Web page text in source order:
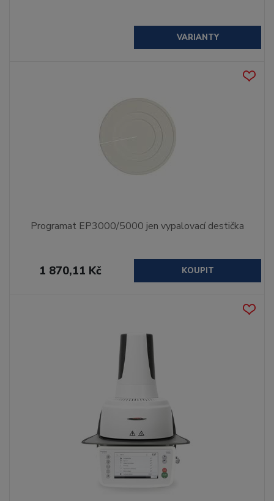
VARIANTY
Programat EP3000/5000 jen vypalovací destička
1 870,11 Kč KOUPIT